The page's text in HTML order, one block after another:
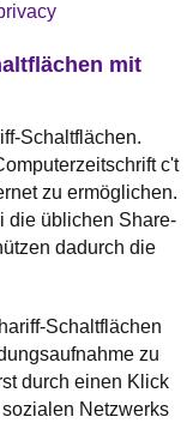
mit
Schaltflächen.
c't
zu ermöglichen.
die üblichen Share-
dadurch die
Schaltflächen
zu
durch einen Klick
Netzwerks